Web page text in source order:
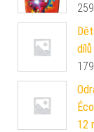
259
179
12